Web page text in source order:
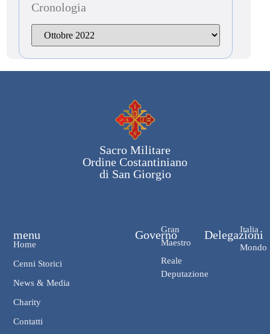
Cronologia
Sacro Militare
Ordine Costantiniano
di San Giorgio
Governo
Gran
Maestro
Reale
Deputazione
Delegazioni
Italia
Mondo
menu
Home
Cenni Storici
News & Media
Charity
Contatti